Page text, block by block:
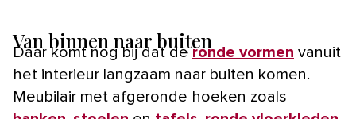
Van binnen naar buiten
Daar komt nog bij dat deronde vormen vanuit
het interieur langzaam naar buiten komen.
Meubilair met afgeronde hoeken zoals